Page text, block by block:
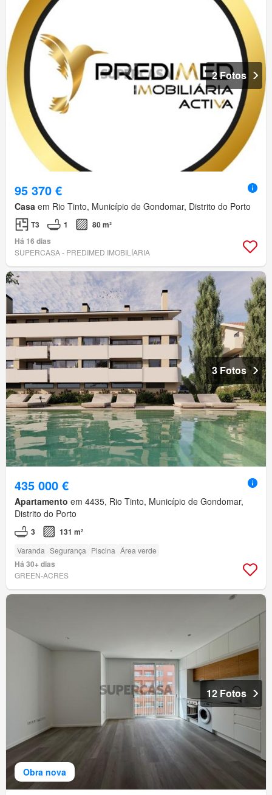
2 Fotos
95 370 €
Casa em Rio Tinto, Município de Gondomar, Distrito do Porto
T3 1
80 m²
Há 16 dias
SUPERCASA - PREDIMED IMOBILÍARIA
3 Fotos
435 000 €
Apartamento em 4435, Rio Tinto, Município de Gondomar,
Distrito do Porto
3 131 m²
Varanda Segurança Piscina Área verde
Há 30+ dias
GREEN-ACRES
Obra nova
12 Fotos